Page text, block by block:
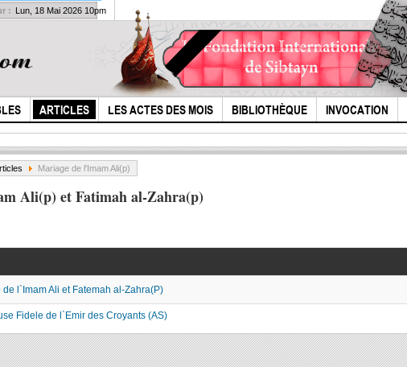
ARTICLES LES ACTES DES MOIS BIBLIOTHÈQUE INVOCATION
: Lun, 18 Mai 2026 10pm
Mariage de l'Imam Ali(p)
Ali(p) et Fatimah al-Zahra(p)
l`Imam Ali et Fatemah al-Zahra(P)
Fidele de l`Emir des Croyants (AS)
Le triste adieu